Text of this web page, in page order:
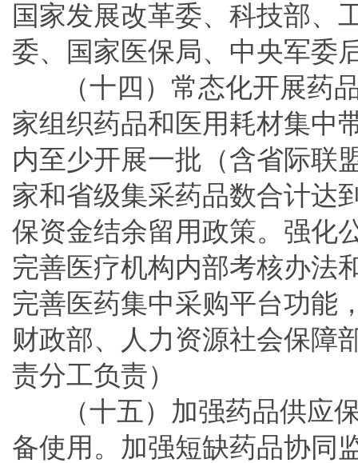
国家发展改革委、科技部、
委、国家医保局、中央军委
（十四）常态化开展药
家组织药品和医用耗材集中
内至少开展一批（含省际联
家和省级集采药品数合计达
保资金结余留用政策。强化
完善医疗机构内部考核办法
完善医药集中采购平台功能
财政部、人力资源社会保障
责分工负责）
（十五）加强药品供应
备使用。加强短缺药品协同